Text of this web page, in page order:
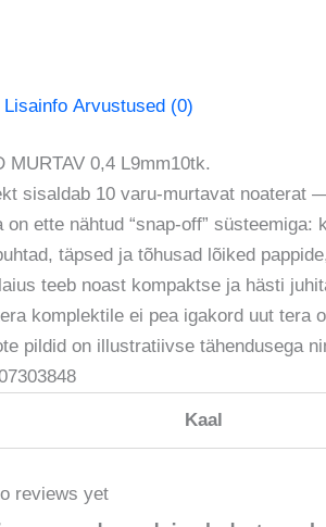
Lisainfo Arvustused (0)
MURTAV 0,4 L9mm10tk.
sisaldab 10 varu-murtavat noaterat
on ette nähtud “snap-off”
täpsed ja tõhusad lõiked
teeb noast kompaktse ja hästi
komplektile ei pea igakord uut tera
pildid on illustratiivse tähendusega
Kaal
reviews yet